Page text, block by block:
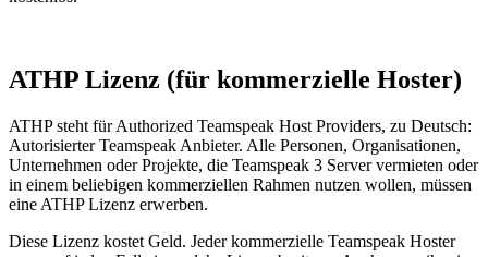
ATHP Lizenz (für kommerzielle Hoster)
ATHP steht für Authorized Teamspeak Host Providers, zu Deutsch:
Autorisierter Teamspeak Anbieter. Alle Personen, Organisationen,
Unternehmen oder Projekte, die Teamspeak 3 Server vermieten oder
in einem beliebigen kommerziellen Rahmen nutzen wollen, müssen
eine ATHP Lizenz erwerben.
Diese Lizenz kostet Geld. Jeder kommerzielle Teamspeak Hoster